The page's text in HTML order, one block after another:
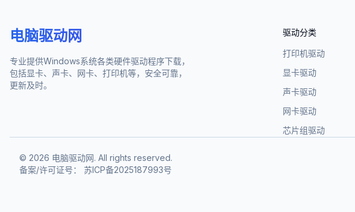
电脑驱动网
专业提供Windows系统各类硬件驱动程序下载，
包括显卡、声卡、网卡、打印机等，安全可靠，
更新及时。
驱动分类
打印机驱动
显卡驱动
声卡驱动
网卡驱动
芯片组驱动
© 2026 电脑驱动网. All rights reserved.
备案/许可证号：
苏ICP备2025187993号